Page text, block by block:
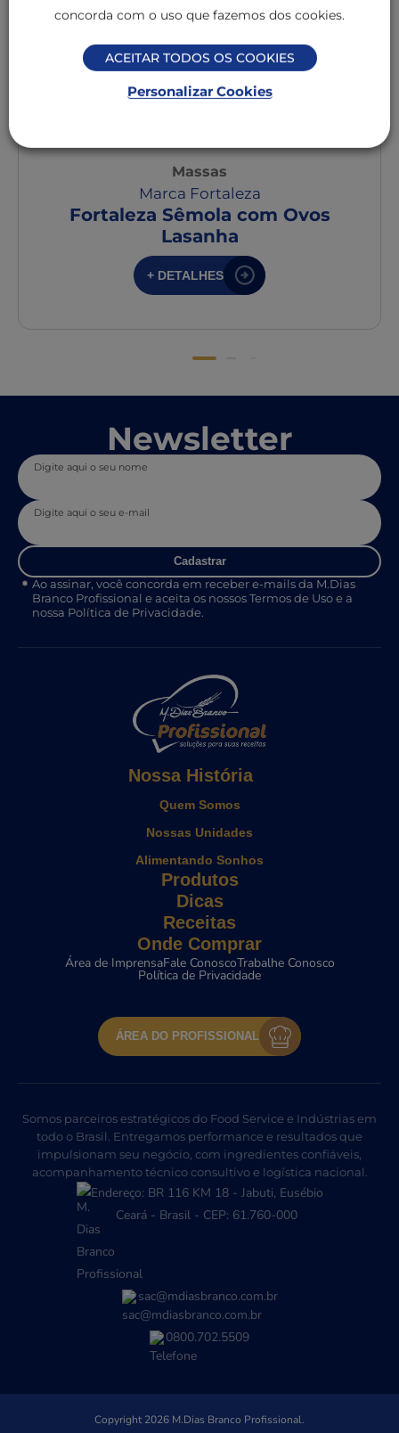
Massas
Marca Fortaleza
Fortaleza Sêmola com Ovos
Lasanha
+ DETALHES
Newsletter
Digite aqui o seu nome
Digite aqui o seu e-mail
Cadastrar
Ao assinar, você concorda em receber e-mails da M.Dias
Branco Profissional e aceita os nossos Termos de Uso e a
nossa Política de Privacidade.
Nossa História
Quem Somos
Nossas Unidades
Alimentando Sonhos
Produtos
Dicas
Receitas
Onde Comprar
Área de ImprensaFale ConoscoTrabalhe Conosco
Política de Privacidade
ÁREA DO PROFISSIONAL
Somos parceiros estratégicos do Food Service e Indústrias em
todo o Brasil. Entregamos performance e resultados que
impulsionam seu negócio, com ingredientes confiáveis,
acompanhamento técnico consultivo e logística nacional.
Endereço: BR 116 KM 18 - Jabuti, Eusébio
Ceará - Brasil - CEP: 61.760-000
sac@mdiasbranco.com.br
0800.702.5509
Copyright 2026 M.Dias Branco Profissional.
concorda com o uso que fazemos dos cookies.
ACEITAR TODOS OS COOKIES
Personalizar Cookies